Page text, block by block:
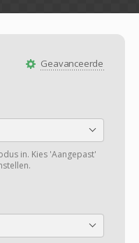
Geavanceerde
in. Kies 'Aangepast'